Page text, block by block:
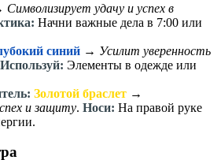
Символизирует удачу и успех в
Начни важные дела в 7:00 или
синий → Усилит уверенность
Используй: Элементы в одежде или
Золотой браслет →
и защиту. Носи: На правой руке